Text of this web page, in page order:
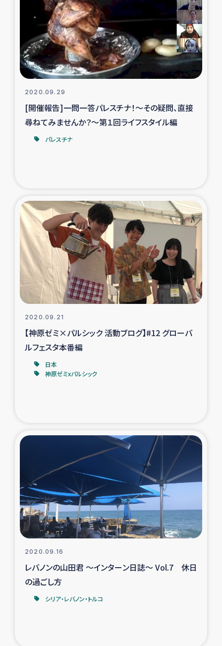
漁民によるマングローブ植林活動
レバノンでのシリア難民への食糧・越冬支援
レバノンにおける緊急支援
レバノンでのシリア難民への教育支援事業
レバノンでのシリア難民・レバノン人への農業支援
海外ルーツの市民との共生
復興応援隊の活動
仮設住宅生活支援・農業復興支援
漁業復興支援
インターン・ボランティア日誌
ガザ空爆被災者への食料支援と農家生産支援
ガザ地区における被災住民への緊急支援
ガザ地区酪農を通した女性グループの生計支援
ふりかけ普及と食生活改善による栄養改善事業
フェアトレード事業
緊急支援事業
女性の生計向上を通じた子どもの栄養改善事業
2020.09.29
[開催報告]一問一答パレスチナ！～その疑問、直接
尋ねてみませんか？～第１回ライフスタイル編
パレスチナ
2020.09.21
【神原ゼミ×パルシック 活動ブログ】#12 グローバ
ルフェスタ本番編
日本
神原ゼミxパルシック
2020.09.16
レバノンの山田君 ～インターン日誌～ Vol.7 休日
の過ごし方
シリア・レバノン・トルコ